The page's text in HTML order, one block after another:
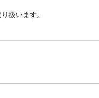
扱います。